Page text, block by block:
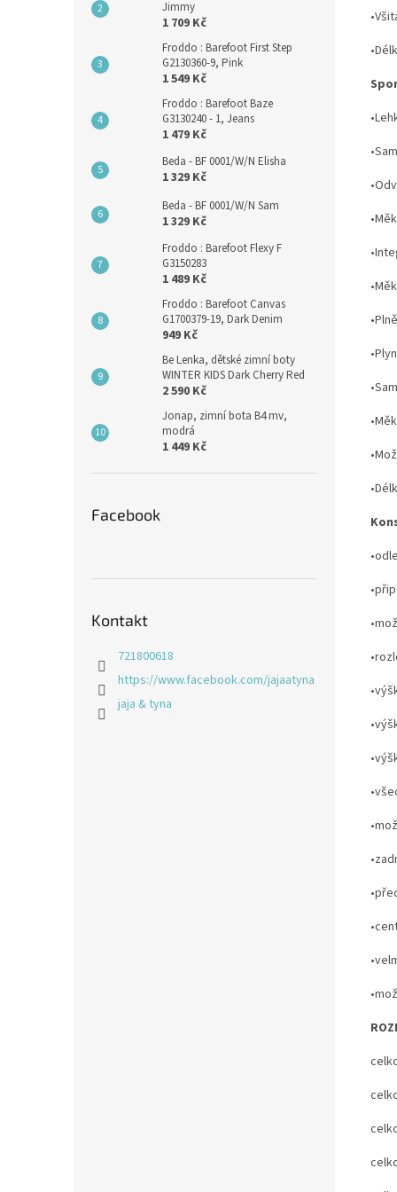
Jimmy
1 709 Kč
Froddo : Barefoot First Step
G2130360-9, Pink
1 549 Kč
Froddo : Barefoot Baze
G3130240 - 1, Jeans
1 479 Kč
Beda - BF 0001/W/N Elisha
1 329 Kč
Beda - BF 0001/W/N Sam
1 329 Kč
Froddo : Barefoot Flexy F
G3150283
1 489 Kč
Froddo : Barefoot Canvas
G1700379-19, Dark Denim
949 Kč
Be Lenka, dětské zimní boty
WINTER KIDS Dark Cherry Red
2 590 Kč
Jonap, zimní bota B4 mv,
modrá
1 449 Kč
Facebook
Kontakt
721800618
https://www.facebook.com/jajaatyna
jaja & tyna